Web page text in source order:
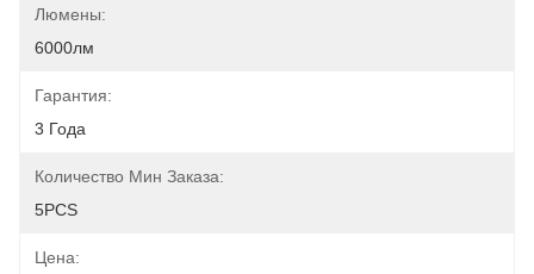
Люмены:
6000лм
Гарантия:
3 Года
Количество Мин Заказа:
5PCS
Цена: